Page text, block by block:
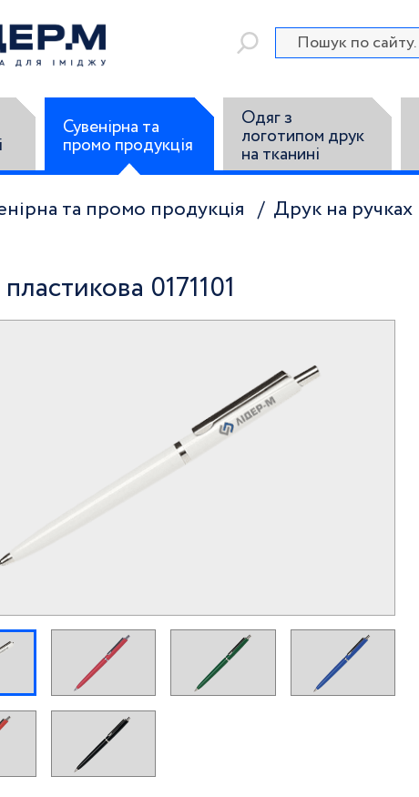
Сувенірна та
промо продукція
Одяг з
логотипом друк
на тканині
та промо продукція Друк на ручках
0171101